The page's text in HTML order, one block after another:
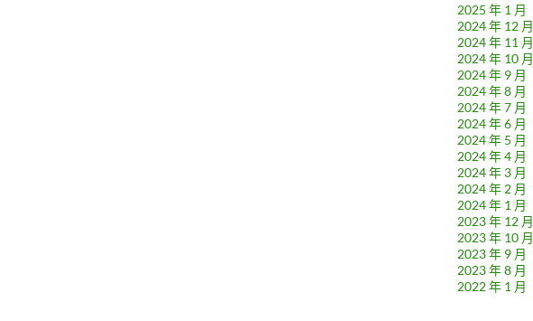
2025 年 1 月
2024 年 12 月
2024 年 11 月
2024 年 10 月
2024 年 9 月
2024 年 8 月
2024 年 7 月
2024 年 6 月
2024 年 5 月
2024 年 4 月
2024 年 3 月
2024 年 2 月
2024 年 1 月
2023 年 12 月
2023 年 10 月
2023 年 9 月
2023 年 8 月
2022 年 1 月